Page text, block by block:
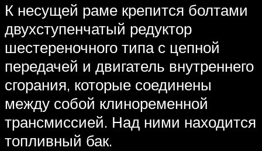
К несущей раме крепится болтами
двухступенчатый редуктор
шестереночного типа с цепной
передачей и двигатель внутреннего
сгорания, которые соединены
между собой клиноременной
трансмиссией. Над ними находится
топливный бак.